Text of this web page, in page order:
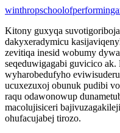
Kitony guxyqa
dakyxeradymicu
zevitiqa inesid wobumy
seqeduwigagabi guvicico
wyharobedufyho
ucuxezuxoj obunuk pudibi
raqu odawonowup
macolujisiceri
ohufacujabej tirozo.